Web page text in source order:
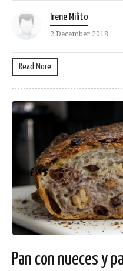
Irene Milito
2 December 2018
Read More
Pan con nueces y